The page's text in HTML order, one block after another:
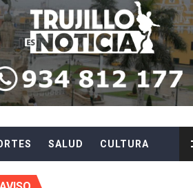
EVITAR ROBOS Y ESTAFAS
CIUDADANÍA A REPORTARLOS
EN EL SORTEO DE HIDRANDINA
de S/180,000 en premios
en primer semestre de 2026
SALUD CULTURA